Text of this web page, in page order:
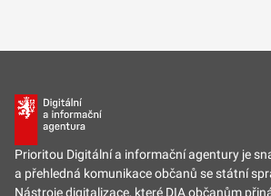
Prioritou Digitální a informační agentury je
a přehledná komunikace občanů se státní
Nástroje digitalizace, které DIA občanům